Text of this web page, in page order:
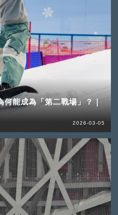
能成為「第二戰場」？｜
2026-03-05